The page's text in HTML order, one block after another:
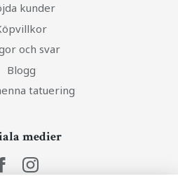
kunder
och svar
Blogg
tatuering
medier